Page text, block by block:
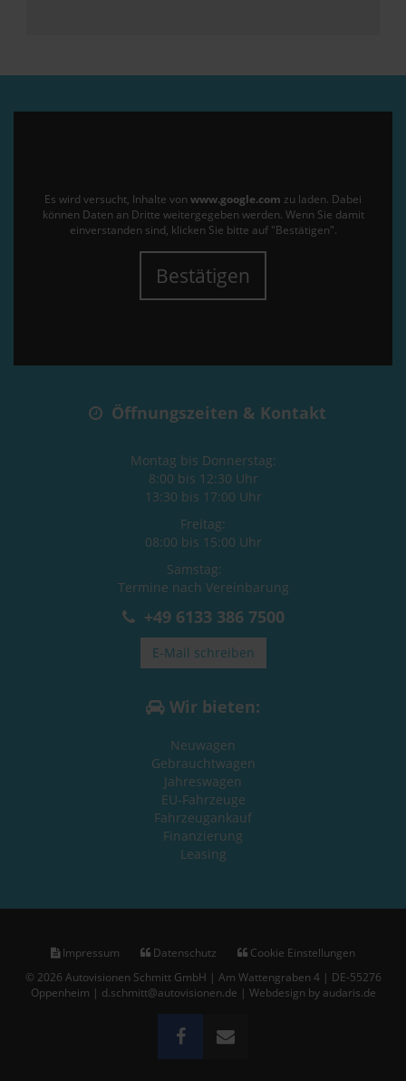
Es wird versucht, Inhalte von www.google.com zu laden. Dabei
können Daten an Dritte weitergegeben werden. Wenn Sie damit
einverstanden sind, klicken Sie bitte auf "Bestätigen".
Bestätigen
Öffnungszeiten & Kontakt
Montag bis Donnerstag:
8:00 bis 12:30 Uhr
13:30 bis 17:00 Uhr
Freitag:
08:00 bis 15:00 Uhr
Samstag:
Termine nach Vereinbarung
+49 6133 386 7500
E-Mail schreiben
Wir bieten:
Neuwagen
Gebrauchtwagen
Jahreswagen
EU-Fahrzeuge
Fahrzeugankauf
Finanzierung
Leasing
Impressum Datenschutz
Cookie Einstellungen
© 2026 Autovisionen Schmitt GmbH | Am Wattengraben 4 | DE-55276
Oppenheim | d.schmitt@autovisionen.de | Webdesign by audaris.de